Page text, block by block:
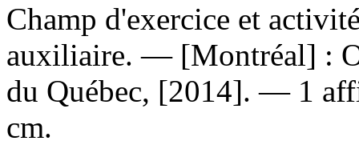
Champ d'exercice et
auxiliaire. — [Montréal] :
du Québec, [2014]. — 1
cm.